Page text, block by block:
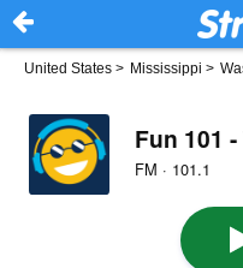
United States > Mississippi >
Fun 101 -
FM · 101.1